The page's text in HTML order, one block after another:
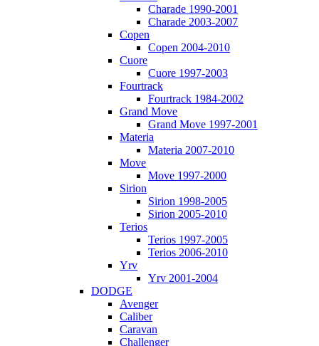
Charade 1990-2001
Charade 2003-2007
Copen
Copen 2004-2010
Cuore
Cuore 1997-2003
Fourtrack
Fourtrack 1984-2002
Grand Move
Grand Move 1997-2001
Materia
Materia 2007-2010
Move
Move 1997-2000
Sirion
Sirion 1998-2005
Sirion 2005-2010
Terios
Terios 1997-2005
Terios 2006-2010
Yrv
Yrv 2001-2004
DODGE
Avenger
Caliber
Caravan
Challenger